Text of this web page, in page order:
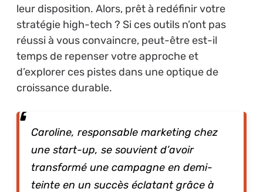
leur disposition. Alors, prêt à redéfinir votre
stratégie high-tech ? Si ces outils n’ont pas
réussi à vous convaincre, peut-être est-il
temps de repenser votre approche et
d’explorer ces pistes dans une optique de
croissance durable.
Caroline, responsable marketing chez
une start-up, se souvient d’avoir
transformé une campagne en demi-
teinte en un succès éclatant grâce à